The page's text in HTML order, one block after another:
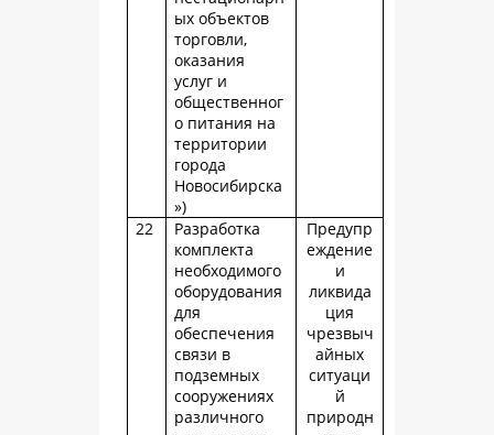
ых объектов
торговли,
оказания
услуг и
общественног
о питания на
территории
города
Новосибирска
»)
22
Разработка
комплекта
необходимого
оборудования
для
обеспечения
связи в
подземных
сооружениях
различного
Предупр
еждение
и
ликвида
ция
чрезвыч
айных
ситуаци
й
природн